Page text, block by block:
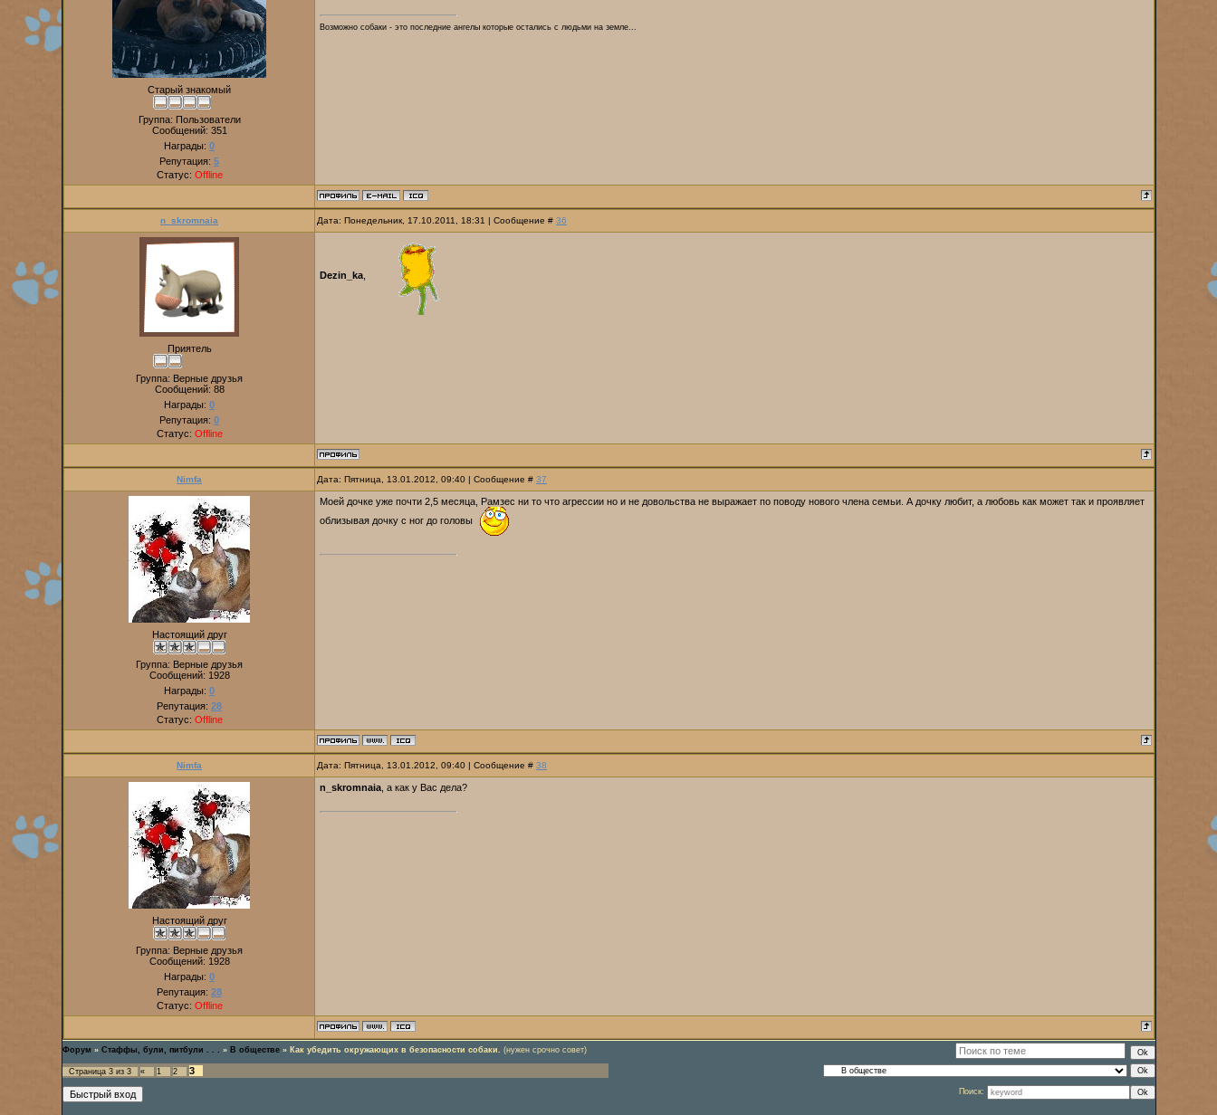
Старый знакомый
Группа: Пользователи
Сообщений: 351
Награды: 0
Репутация: 5
Статус: Offline
Возможно собаки - это последние ангелы которые остались с людьми на земле...
n_skromnaia Дата: Понедельник, 17.10.2011, 18:31 | Сообщение # 36
Приятель
Группа: Верные друзья
Сообщений: 88
Награды: 0
Репутация: 0
Статус: Offline
Dezin_ka
Nimfa Дата: Пятница, 13.01.2012, 09:40 | Сообщение # 37
Настоящий друг
Группа: Верные друзья
Сообщений: 1928
Награды: 0
Репутация: 28
Статус: Offline
Моей дочке уже почти 2,5 месяца, Рамзес ни то что агрессии но и не довольства не выражает по поводу нового члена семьи. А дочку любит, а любовь как может так и проявляет
облизывая дочку с ног до головы
Nimfa Дата: Пятница, 13.01.2012, 09:40 | Сообщение # 38
Настоящий друг
Группа: Верные друзья
Сообщений: 1928
Награды: 0
Репутация: 28
Статус: Offline
n_skromnaia , а как у Вас дела?
Форум » Стаффы, були, питбули . . . » В обществе » Как убедить окружающих в безопасности собаки. (нужен срочно совет)
Страница 3 из 3 « 1 2 3
Поиск: